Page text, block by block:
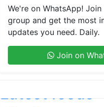
We're on WhatsApp!
group and get the most
updates you need. Daily.
Join on
Latest feeds